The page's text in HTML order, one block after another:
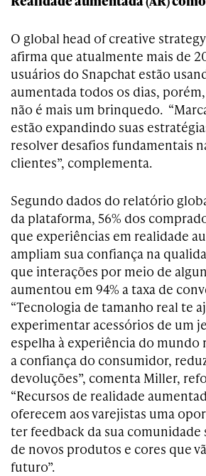
O global head of creative
afirma que atualmente mais de
usuários do Snapchat estão
aumentada todos os dias,
não é mais um brinquedo.
estão expandindo suas
resolver desafios fundamentais
clientes”, complementa.
Segundo dados do relatório
da plataforma, 56% dos
que experiências em realidade
ampliam sua confiança na
que interações por meio de
aumentou em 94% a taxa de
“Tecnologia de tamanho real te
experimentar acessórios de um
espelha à experiência do mundo
a confiança do consumidor,
devoluções”, comenta Miller,
“Recursos de realidade
oferecem aos varejistas uma
ter feedback da sua
de novos produtos e cores que
futuro”.